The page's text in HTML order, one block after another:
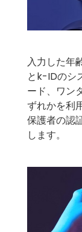
入力した年
とk-IDのシ
ード、ワン
ずれかを利
保護者の認
します。